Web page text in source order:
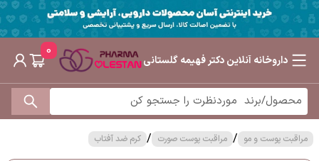
داروخانه آنلاین دکتر فهیمه گلستانی
0
مراقبت پوست و مو / مراقبت پوست صورت / کرم ضد آفتاب